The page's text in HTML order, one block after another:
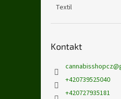
Textil
Kontakt
cannabisshopcz@
+420739525040
+420727935181